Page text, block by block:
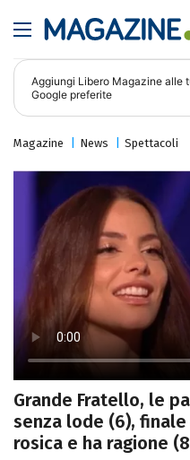
Aggiungi Libero Magazine alle
Google preferite
Magazine News Spettacoli
Grande Fratello, le
senza lode (6), finale
rosica e ha ragione